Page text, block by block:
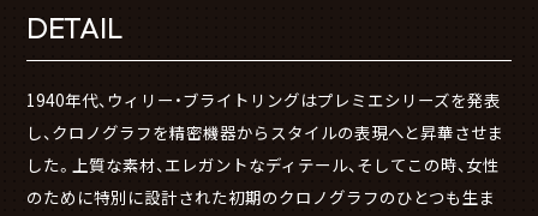
DETAIL
1940年代、ウィリー・ブライトリングはプレミエシリーズを発表
し、クロノグラフを精密機器からスタイルの表現へと昇華させま
した。上質な素材、エレガントなディテール、そしてこの時、女性
のために特別に設計された初期のクロノグラフのひとつも生ま